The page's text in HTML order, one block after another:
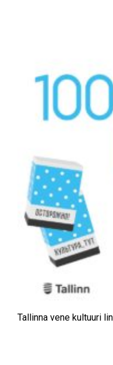
Tallinna vene kultuuri